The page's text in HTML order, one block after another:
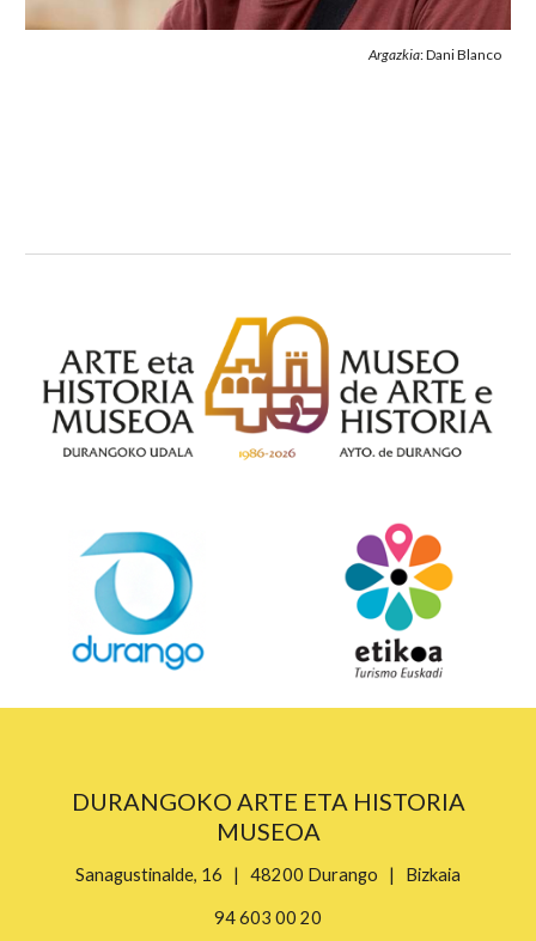
Argazkia: Dani Blanco
DURANGOKO ARTE ETA HISTORIA
MUSEOA
Sanagustinalde, 16 | 48200 Durango | Bizkaia
94 603 00 20